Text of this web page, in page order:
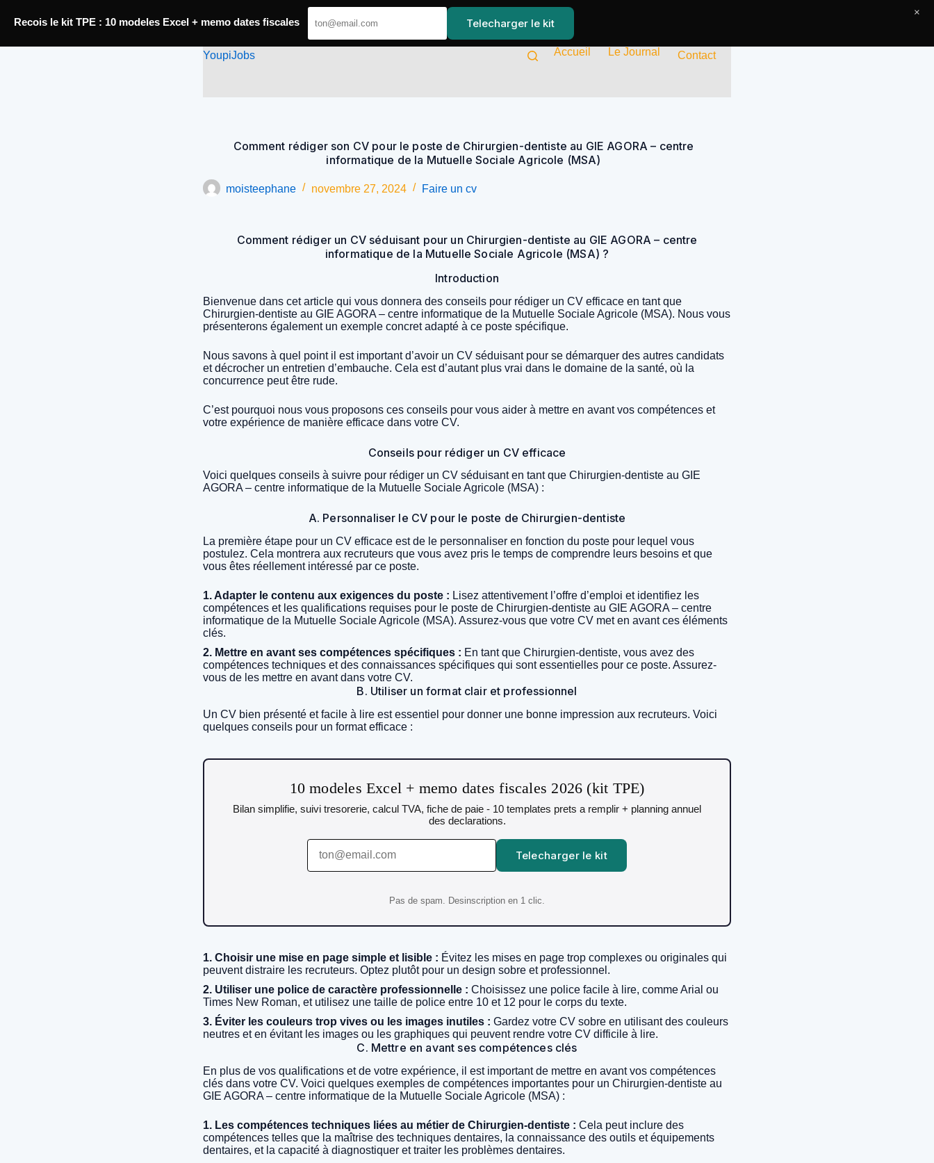
Passer
contenu
YoupiJobs
Accueil Le Journal Contact
Comment rédiger son CV pour le poste de Chirurgien-dentiste au GIE AGORA – centre
informatique de la Mutuelle Sociale Agricole (MSA)
moisteephane novembre 27, 2024 Faire un cv
Comment rédiger un CV séduisant pour un Chirurgien-dentiste au GIE AGORA – centre
informatique de la Mutuelle Sociale Agricole (MSA) ?
Introduction
Bienvenue dans cet article qui vous donnera des conseils pour rédiger un CV efficace en tant que
Chirurgien-dentiste au GIE AGORA – centre informatique de la Mutuelle Sociale Agricole (MSA). Nous vous
présenterons également un exemple concret adapté à ce poste spécifique.
Nous savons à quel point il est important d’avoir un CV séduisant pour se démarquer des autres candidats
et décrocher un entretien d’embauche. Cela est d’autant plus vrai dans le domaine de la santé, où la
concurrence peut être rude.
C’est pourquoi nous vous proposons ces conseils pour vous aider à mettre en avant vos compétences et
votre expérience de manière efficace dans votre CV.
Conseils pour rédiger un CV efficace
Voici quelques conseils à suivre pour rédiger un CV séduisant en tant que Chirurgien-dentiste au GIE
AGORA – centre informatique de la Mutuelle Sociale Agricole (MSA) :
A. Personnaliser le CV pour le poste de Chirurgien-dentiste
La première étape pour un CV efficace est de le personnaliser en fonction du poste pour lequel vous
postulez. Cela montrera aux recruteurs que vous avez pris le temps de comprendre leurs besoins et que
vous êtes réellement intéressé par ce poste.
1. Adapter le contenu aux exigences du poste : Lisez attentivement l’offre d’emploi et identifiez les
compétences et les qualifications requises pour le poste de Chirurgien-dentiste au GIE AGORA – centre
informatique de la Mutuelle Sociale Agricole (MSA). Assurez-vous que votre CV met en avant ces éléments
clés.
2. Mettre en avant ses compétences spécifiques : En tant que Chirurgien-dentiste, vous avez des
compétences techniques et des connaissances spécifiques qui sont essentielles pour ce poste. Assurez-
vous de les mettre en avant dans votre CV.
B. Utiliser un format clair et professionnel
Un CV bien présenté et facile à lire est essentiel pour donner une bonne impression aux recruteurs. Voici
quelques conseils pour un format efficace :
10 modeles Excel + memo dates fiscales 2026 (kit TPE)
Bilan simplifie, suivi tresorerie, calcul TVA, fiche de paie - 10 templates prets a remplir + planning annuel
des declarations.
Telecharger le kit
Pas de spam. Desinscription en 1 clic.
1. Choisir une mise en page simple et lisible : Évitez les mises en page trop complexes ou originales qui
peuvent distraire les recruteurs. Optez plutôt pour un design sobre et professionnel.
2. Utiliser une police de caractère professionnelle : Choisissez une police facile à lire, comme Arial ou
Times New Roman, et utilisez une taille de police entre 10 et 12 pour le corps du texte.
3. Éviter les couleurs trop vives ou les images inutiles : Gardez votre CV sobre en utilisant des couleurs
neutres et en évitant les images ou les graphiques qui peuvent rendre votre CV difficile à lire.
C. Mettre en avant ses compétences clés
En plus de vos qualifications et de votre expérience, il est important de mettre en avant vos compétences
clés dans votre CV. Voici quelques exemples de compétences importantes pour un Chirurgien-dentiste au
GIE AGORA – centre informatique de la Mutuelle Sociale Agricole (MSA) :
1. Les compétences techniques liées au métier de Chirurgien-dentiste : Cela peut inclure des
compétences telles que la maîtrise des techniques dentaires, la connaissance des outils et équipements
dentaires, et la capacité à diagnostiquer et traiter les problèmes dentaires.
Recois le kit TPE : 10 modeles Excel + memo dates fiscales Telecharger le kit
×